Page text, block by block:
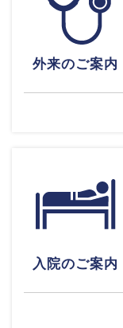
外来のご案内
入院のご案内